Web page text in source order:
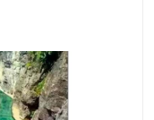
园设备
材